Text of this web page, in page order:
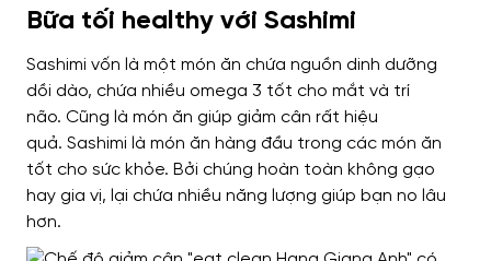
Bữa tối healthy với Sashimi
Sashimi vốn là một món ăn chứa nguồn dinh dưỡng
dồi dào, chứa nhiều omega 3 tốt cho mắt và trí
não. Cũng là món ăn giúp giảm cân rất hiệu
quả. Sashimi là món ăn hàng đầu trong các món ăn
tốt cho sức khỏe. Bởi chúng hoàn toàn không gạo
hay gia vị, lại chứa nhiều năng lượng giúp bạn no lâu
hơn.